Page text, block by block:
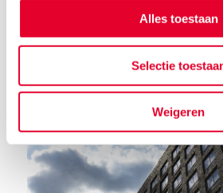
Alles toestaan
Selectie
Weigeren